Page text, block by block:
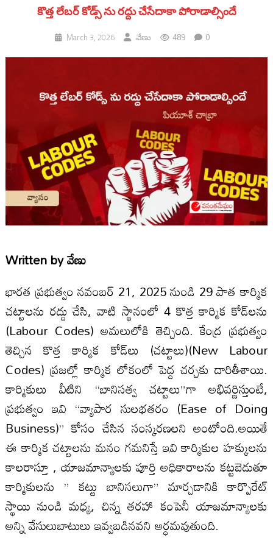
కొత్త లేబర్ కోడ్స్ ను రద్దు చేసేదాకా పోరాడాల్సిందే
March 3, 2026 వేణు 489 0
Written byవేణు
భారత ప్రభుత్వం నవంబర్ 21, 2025 నుండి 29 పాత కార్మిక
చట్టాలను రద్దు చేసి, వాటి స్థానంలో 4 కొత్త కార్మిక కోడ్‌లను
(Labour Codes) అమలులోకి తెచ్చింది. కేంద్ర ప్రభుత్వం
తెచ్చిన కొత్త కార్మిక కోడ్‌లు (చట్టాలు)(New Labour
Codes) ప్రజల్లో కార్మిక లోకంలో పెద్ద చర్చకు దారితీశాయి.
కార్మికులు వీటిని “బానిసత్వ చట్టాలు”గా అభివర్ణిస్తుంటే,
ప్రభుత్వం ఇవి “వ్యాపార సులభతరం (Ease of Doing
Business)” కోసం చేసిన సంస్కరణలని అంటోంది.అయితే
ఈ కార్మిక చట్టాలను మనం గమనిస్తే ఇవి కార్మికుల హక్కులను
కాలరాస్తూ , యాజమాన్యాలకు పూర్తి అధికారాలను కట్టబెడుతూ
కార్మికులను ” కట్టు బానిసలుగా” మార్చడానికి కార్పొరేట్
స్థాయి నుండి మధ్య, చిన్న తరహా కంపెనీ యాజమాన్యాలకు
అన్ని వేసులుబాటులు ఇవ్వబడినవని అర్ధమవుతుంది.